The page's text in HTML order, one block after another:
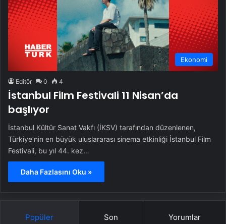
Ekonomi
Editör 0 4
İstanbul Film Festivali 11 Nisan’da
başlıyor
İstanbul Kültür Sanat Vakfı (İKSV) tarafından düzenlenen,
Türkiye’nin en büyük uluslararası sinema etkinliği İstanbul Film
Festivali, bu yıl 44. kez…
Daha Fazlasını Oku »
Popüler Son Yorumlar